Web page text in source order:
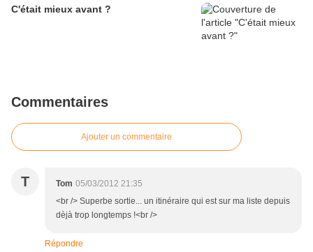
C'était mieux avant ?
Commentaires
Ajouter un commentaire
T Tom 05/03/2012 21:35
<br /> Superbe sortie... un itinéraire qui est sur ma liste depuis
dèjà trop longtemps !<br />
Répondre